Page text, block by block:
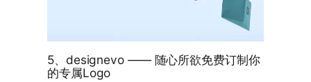
5、designevo —— 随心所欲免费订制你
的专属Logo